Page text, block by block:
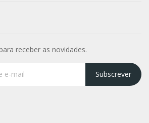
receber as novidades.
Subscrever